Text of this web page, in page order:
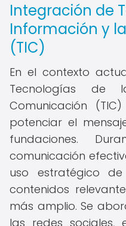
Integración de
Información y
(TIC)
En el contexto
Tecnologías de
Comunicación
potenciar el
fundaciones.
comunicación
uso estratégico
contenidos
más amplio. Se
las redes sociales,